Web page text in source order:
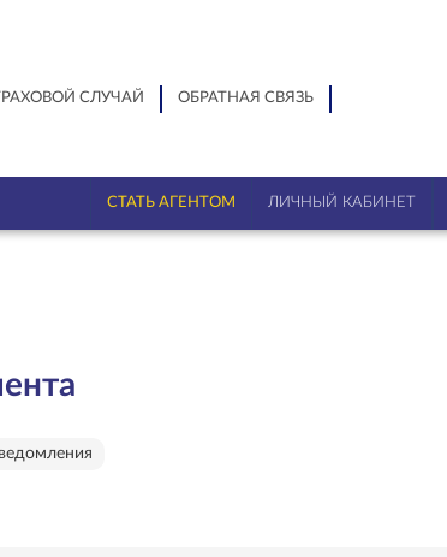
СЛУЧАЙ ОБРАТНАЯ СВЯЗЬ
СТАТЬ АГЕНТОМ ЛИЧНЫЙ КАБИНЕТ